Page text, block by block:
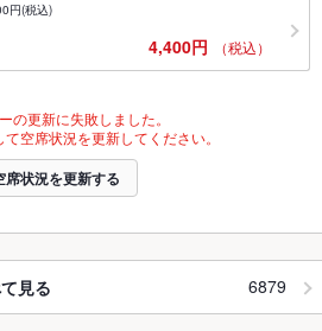
円(税込)
4,400円 （税込）
の更新に失敗しました。
空席状況を更新してください。
席状況を更新する
見る 6879